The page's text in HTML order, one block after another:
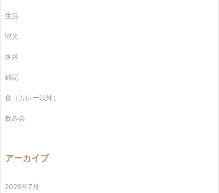
生活
観光
豚丼
雑記
食（カレー以外）
飲み会
アーカイブ
2026年7月